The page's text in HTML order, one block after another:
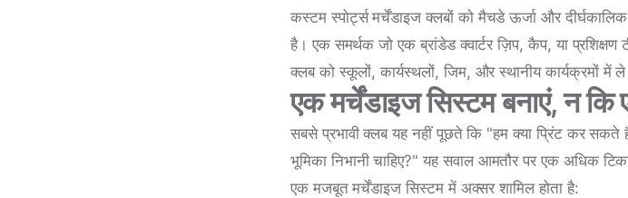
कस्टम स्पोर्ट्स मर्चेंडाइज क्लबों को मैचडे ऊर्जा और
है। एक समर्थक जो एक ब्रांडेड क्वार्टर ज़िप, कैप, या
क्लब को स्कूलों, कार्यस्थलों, जिम, और स्थानीय कार्यक्रमों में
एक मर्चेंडाइज सिस्टम बनाएं, न कि
सबसे प्रभावी क्लब यह नहीं पूछते कि "हम क्या प्रिंट कर
भूमिका निभानी चाहिए?" यह सवाल आमतौर पर एक अधिक
एक मजबूत मर्चेंडाइज सिस्टम में अक्सर शामिल होता है: